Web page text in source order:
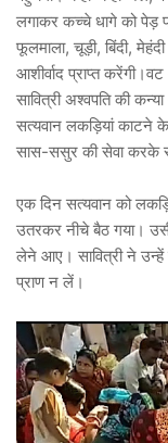
लगाकर कच्चे धागे को पेड़
फूलमाला, चूड़ी, बिंदी,
आशीर्वाद प्राप्त
सावित्री अश्वपति की
सत्यवान लकड़ियां काटने
सास-ससुर की सेवा करके
एक दिन सत्यवान को
उतरकर नीचे बैठ गया।
लेने आए। सावित्री ने उन्हें
प्राण न लें।